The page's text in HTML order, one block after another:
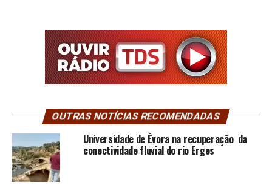
OUTRAS NOTÍCIAS RECOMENDADAS
Universidade de Évora na recuperação da
conectividade fluvial do rio Erges